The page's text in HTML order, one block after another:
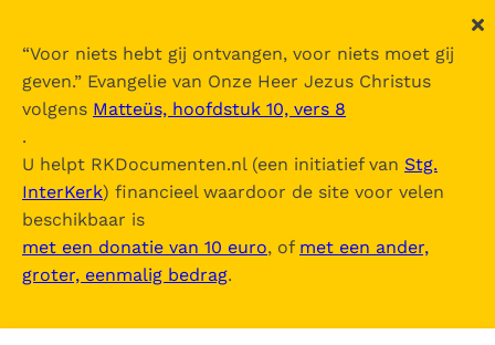
“Voor niets hebt gij ontvangen, voor niets moet gij
geven.” Evangelie van Onze Heer Jezus Christus
volgens Matteüs, hoofdstuk 10, vers 8
.
U helpt RKDocumenten.nl (een initiatief van Stg.
InterKerk) financieel waardoor de site voor velen
beschikbaar is
met een donatie van 10 euro, of met een ander,
groter, eenmalig bedrag.
Nova Vulgata
Inhoudsopgave
uitklappen
- Vetus Testamentum
- Liber Exodus